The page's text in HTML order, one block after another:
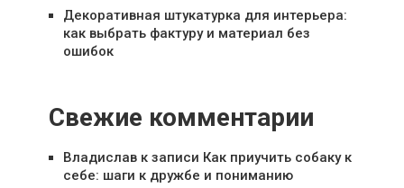
Декоративная штукатурка для интерьера:
как выбрать фактуру и материал без
ошибок
Свежие комментарии
Владиславк записи Как приучить собаку к
себе: шаги к дружбе и пониманию